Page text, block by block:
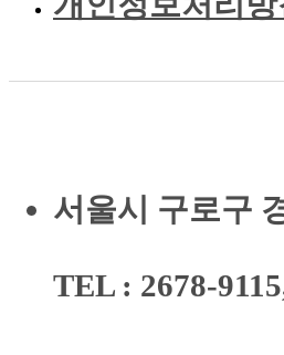
서울시 구로구
TEL : 2678-